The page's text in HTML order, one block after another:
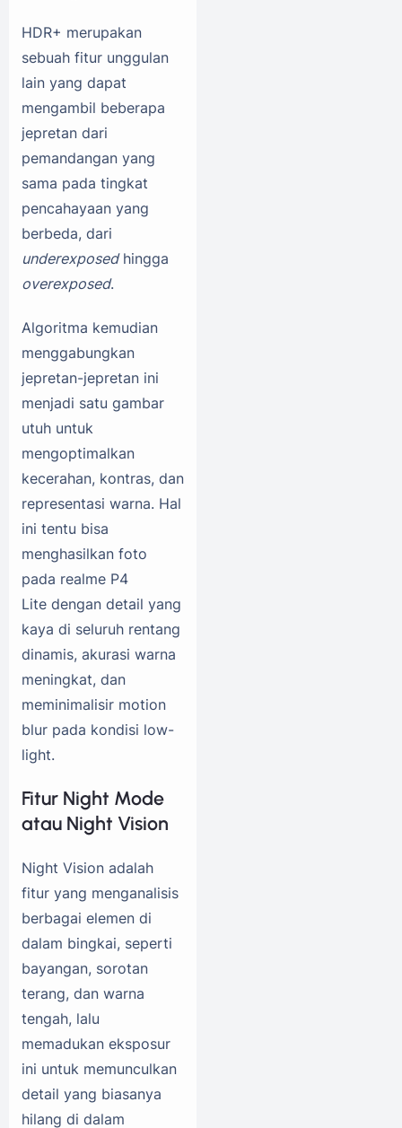
HDR+ merupakan
sebuah fitur unggulan
lain yang dapat
mengambil beberapa
jepretan dari
pemandangan yang
sama pada tingkat
pencahayaan yang
berbeda, dari
underexposedhingga
overexposed.
Algoritma kemudian
menggabungkan
jepretan-jepretan ini
menjadi satu gambar
utuh untuk
mengoptimalkan
kecerahan, kontras, dan
representasi warna. Hal
ini tentu bisa
menghasilkan foto
pada realme P4
Lite dengan detail yang
kaya di seluruh rentang
dinamis, akurasi warna
meningkat, dan
meminimalisir motion
blur pada kondisi low-
light.
Fitur Night Mode
atau Night Vision
Night Vision adalah
fitur yang menganalisis
berbagai elemen di
dalam bingkai, seperti
bayangan, sorotan
terang, dan warna
tengah, lalu
memadukan eksposur
ini untuk memunculkan
detail yang biasanya
hilang di dalam